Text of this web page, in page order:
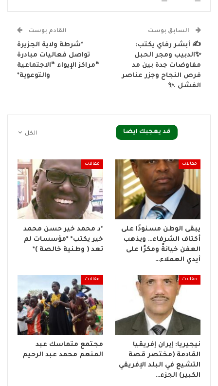
السابق بوست
✍️ أبشر رفاي يكتب:
✨الدبيب ومجر الحبل
مفاوضات جدة بين مد
فرص النجاح وجزر عناصر
الفشل .✨
القادم بوست
*شرطة ولاية الجزيرة
تواصل فعاليات مبادرة
“مراكز الإيواء “الاجتماعية
والتوعوية*
الكل قد يعجبك ايضا
مقالات
يبقى الوطن مسنودًا على
أكتاف الشرفاء… ويذهب
العفن خيانةً ومكرًا على
أيدي العملاء…
مقالات
*د محمد خير حسن محمد
خير يكتب* *مؤسسات لم
تعد ( وطنية خالصة )*
مقالات
نيجيريا: إيران إفريقيا
القادمة (مختصر قصة
التشيع في البلد الإفريقي
الكبير) الجزء…
مقالات
مجتمع متماسك عبد
المنعم محمد عبد الرحيم